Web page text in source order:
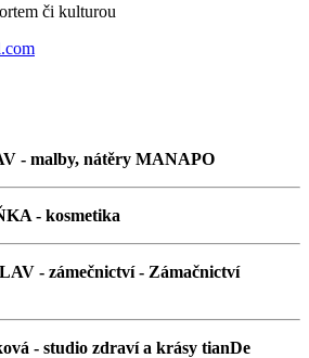
či kulturou
- malby, nátěry MANAPO
- kosmetika
- zámečnictví - Zámačnictví
- studio zdraví a krásy tianDe